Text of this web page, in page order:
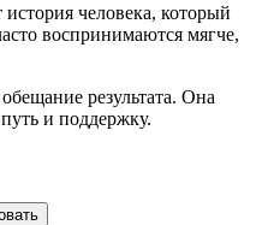
человека, который
воспринимаются мягче,
результата. Она
и поддержку.